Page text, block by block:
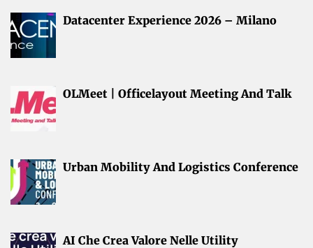
Datacenter Experience 2026 – Milano
OLMeet | Officelayout Meeting And Talk
Urban Mobility And Logistics Conference
AI Che Crea Valore Nelle Utility